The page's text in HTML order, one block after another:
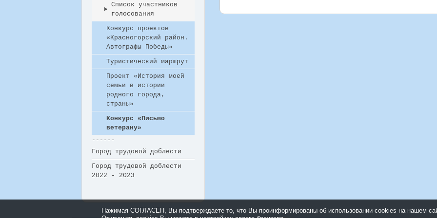
Список участников
голосования
Конкурс проектов
«Красногорский район.
Автографы Победы»
Туристический маршрут
Проект «История моей
семьи в истории
родного города,
страны»
Конкурс «Письмо
ветерану»
------
Город трудовой доблести
Город трудовой доблести
2022 - 2023
Нажимая СОГЛАСЕН, Вы подтверждаете то, что Вы проинформированы об использовании cookies на нашем